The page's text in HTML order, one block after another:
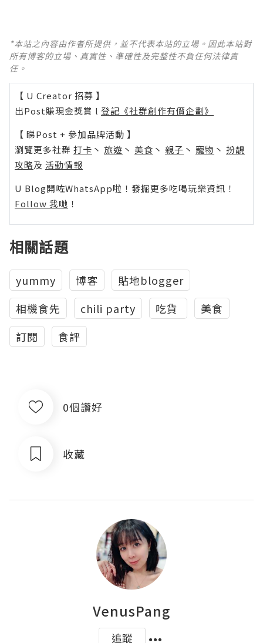
*本站之內容由作者所提供，並不代表本站的立場。因此本站對
所有博客的立場、真實性、準確性及完整性不負任何法律責
任。
【 U Creator 招募 】
出Post賺現金獎賞 l 登記《社群創作有價企劃》
【 睇Post + 參加品牌活動 】
瀏覽更多社群 打卡 丶 旅遊 丶 美食 丶 親子 丶 寵物 丶 扮靚
攻略及 活動情報
U Blog開咗WhatsApp啦！發掘更多吃喝玩樂資訊！
Follow 我哋 ！
相關話題
yummy 博客
貼地blogger
相機食先
chili party 吃貨‬ ‪
美食
訂閱
食評
0個讚好
收藏
VenusPang
追蹤